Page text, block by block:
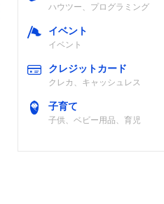
ハウツー、プログラミング
イベント
イベント
クレジットカード
クレカ、キャッシュレス
子育て
子供、ベビー用品、育児